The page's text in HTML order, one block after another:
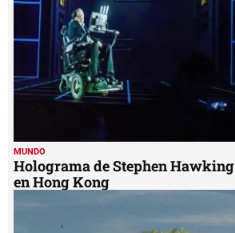
MUNDO
Holograma de Stephen
en Hong Kong